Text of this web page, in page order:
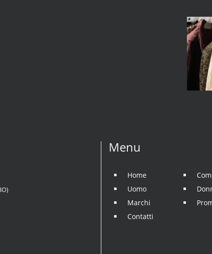
Menu
Home
Uomo
Marchi
Contatti